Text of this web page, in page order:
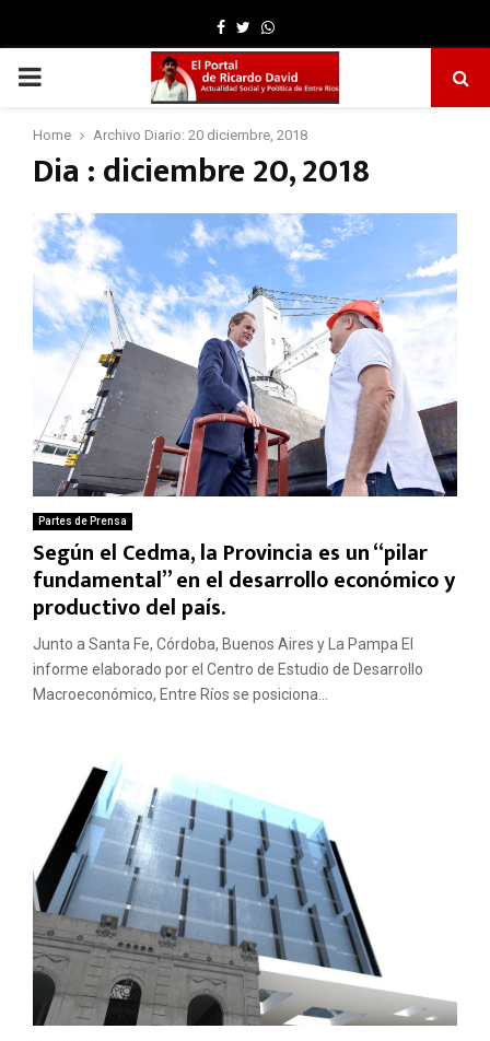
Facebook
TwitterWhatsapp
PRIMARY
MENU
Home Archivo Diario: 20 diciembre, 2018
Dia : diciembre 20, 2018
Partes de Prensa
Según el Cedma, la Provincia es un “pilar
fundamental” en el desarrollo económico y
productivo del país.
Junto a Santa Fe, Córdoba, Buenos Aires y La Pampa El
informe elaborado por el Centro de Estudio de Desarrollo
Macroeconómico, Entre Ríos se posiciona...